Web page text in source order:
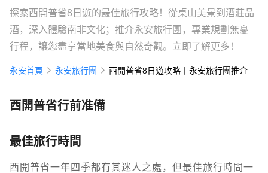
探索西開普省8日遊的最佳旅行攻略！從桌山美景到酒莊品
酒，深入體驗南非文化；推介永安旅行團，專業規劃無憂
行程，讓您盡享當地美食與自然奇觀。立即了解更多！
永安首頁 永安旅行團 西開普省8日遊攻略丨永安旅行團推介
西開普省行前准備
最佳旅行時間
西開普省一年四季都有其迷人之處，但最佳旅行時間一